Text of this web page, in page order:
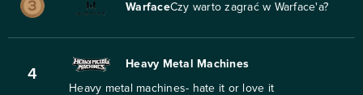
WarfaceCzy warto zagrać w Warface'a?
4
Heavy Metal Machines
Heavy metal machines- hate it or love it